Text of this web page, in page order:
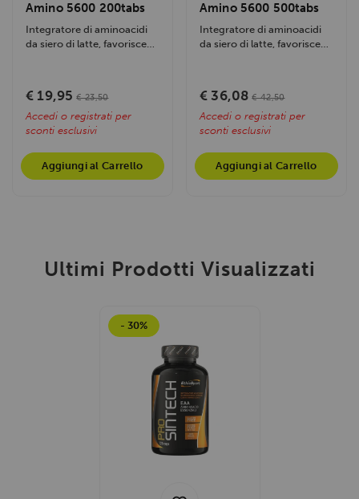
Amino 5600 200tabs
Integratore di aminoacidi
da siero di latte, favorisce
€ 19,95 € 23,50
Accedi o registrati per
sconti esclusivi
Aggiungi al Carrello
Amino 5600 500tabs
Integratore di aminoacidi
da siero di latte, favorisce
€ 36,08 € 42,50
Accedi o registrati per
sconti esclusivi
Aggiungi al Carrello
Ultimi Prodotti Visualizzati
- 30%